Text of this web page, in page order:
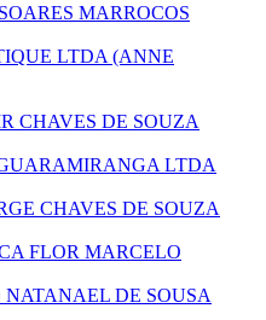
MARROCOS
LTDA (ANNE
CHAVES DE SOUZA
LTDA
CHAVES DE SOUZA
FLOR MARCELO
NATANAEL DE SOUSA